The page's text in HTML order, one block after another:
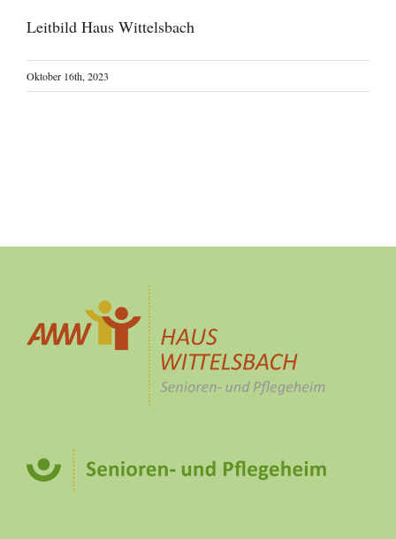
Leitbild Haus Wittelsbach
Oktober 16th, 2023